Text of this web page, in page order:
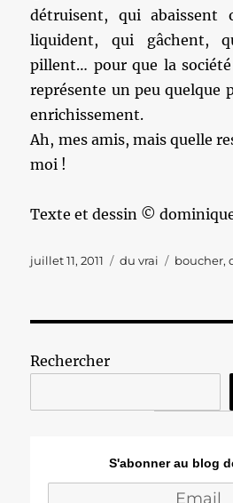
détruisent, qui abaissent
liquident, qui gâchent,
pillent… pour que la
représente un peu quelque
enrichissement.
Ah, mes amis, mais quelle
moi !
Texte et dessin ©
Publié
juillet 11, 2011 Catégories
du vrai boucher,
Rechercher
S'abonner au blog